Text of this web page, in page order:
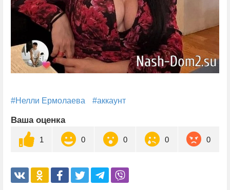
#Нелли Ермолаева #аккаунт
Ваша оценка
1 0 0 0 0